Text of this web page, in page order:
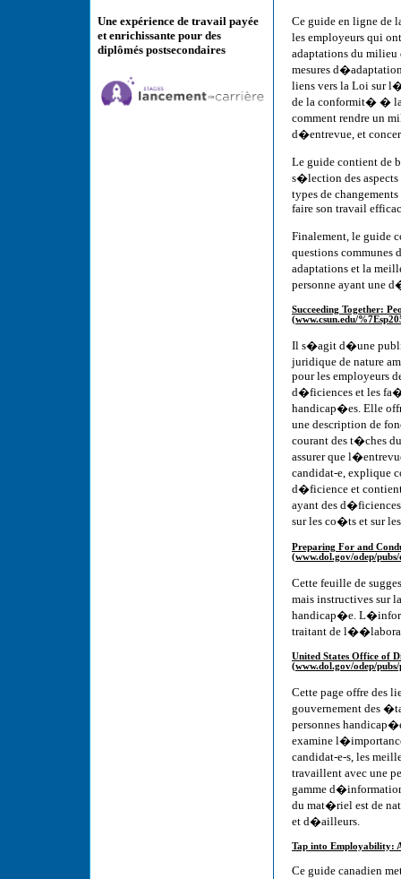
Une expérience de travail payée
et enrichissante pour des
diplômés postsecondaires
Ce guide en ligne de
les employeurs qui
adaptations du
mesures
liens vers la Loi sur
de la conformit� �
comment rendre un
d�entrevue, et
Le guide contient de
s�lection des
types de
faire son travail
Finalement, le guide
questions
adaptations et la
personne ayant une
Succeeding Together:
(www.csun.edu/
Il s�agit d�une
juridique de nature
pour les employeurs
d�ficiences et les
handicap�es. Elle
une description de
courant des t�ches
assurer que
candidat-e, explique
d�ficience et
ayant des
sur les co�ts et sur
Preparing For and
(www.dol.gov/odep/
Cette feuille de
mais instructives sur
handicap�e.
traitant de
United States Office of
(www.dol.gov/odep/
Cette page offre des
gouvernement des
personnes
examine
candidat-e-s, les
travaillent avec une
gamme
du mat�riel est de
et d�ailleurs.
Tap into Employability:
Ce guide canadien